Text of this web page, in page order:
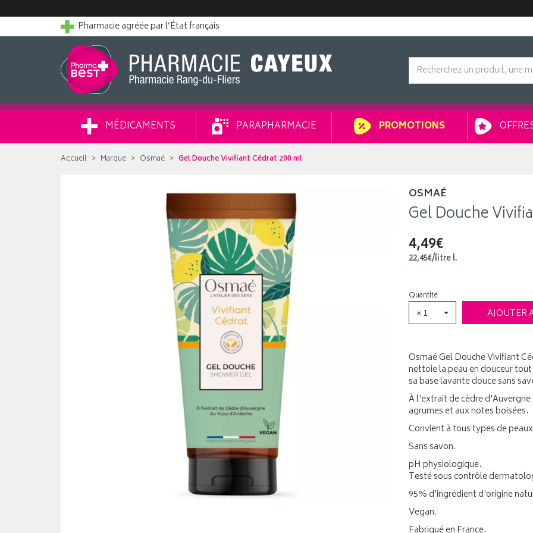
Pharmacie agréée par l’État français
MÉDICAMENTS PARAPHARMACIE PROMOTIONS
Accueil Marque Osmaé Gel Douche Vivifiant Cédrat 200 ml
OSMAÉ
Gel Douche
4,49€
22,45€/litrel.
Quantité
× 1 AJOUTER
Osmaé Gel Douche Vivifiant
nettoie la peau en douceur
sa base lavante douce sans
À l'extrait de cèdre
agrumes et aux notes boisées.
Convient à tous types de
Sans savon.
pH physiologique.
Testé sous contrôle
95% d'ingrédient d'origine
Vegan.